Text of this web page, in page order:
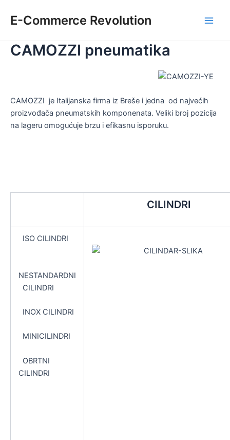
E-Commerce Revolution
CAMOZZI pneumatika
CAMOZZI je Italijanska firma iz Breše i jedna od najvećih
proizvođača pneumatskih komponenata. Veliki broj pozicija
na lageru omogućuje brzu i efikasnu isporuku.
CILINDRI
ISO CILINDRI
NESTANDARDNI
CILINDRI
INOX CILINDRI
MINICILINDRI
OBRTNI
CILINDRI